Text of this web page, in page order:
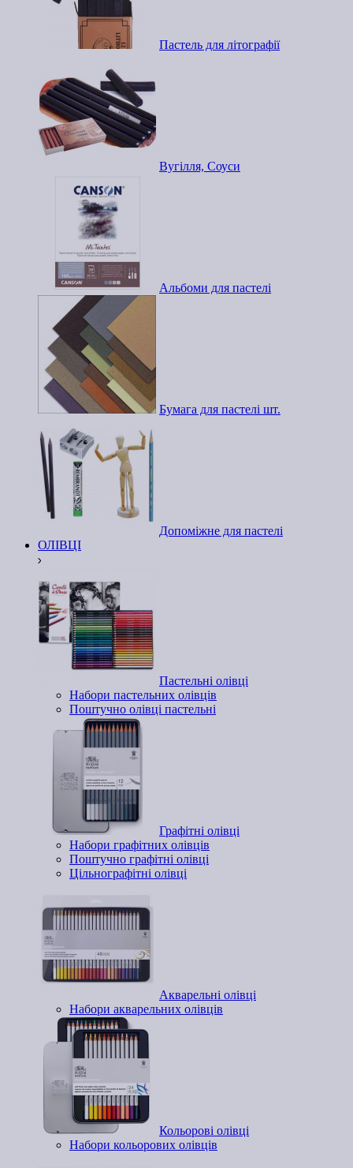
Пастель для літографії
Вугілля, Соуси
Альбоми для пастелі
Бумага для пастелі шт.
Допоміжне для пастелі
ОЛІВЦІ
Пастельні олівці
Набори пастельних олівців
Поштучно олівці пастельні
Графітні олівці
Набори графітних олівців
Поштучно графітні олівці
Цільнографітні олівці
Акварельні олівці
Набори акварельних олівців
Кольорові олівці
Набори кольорових олівців